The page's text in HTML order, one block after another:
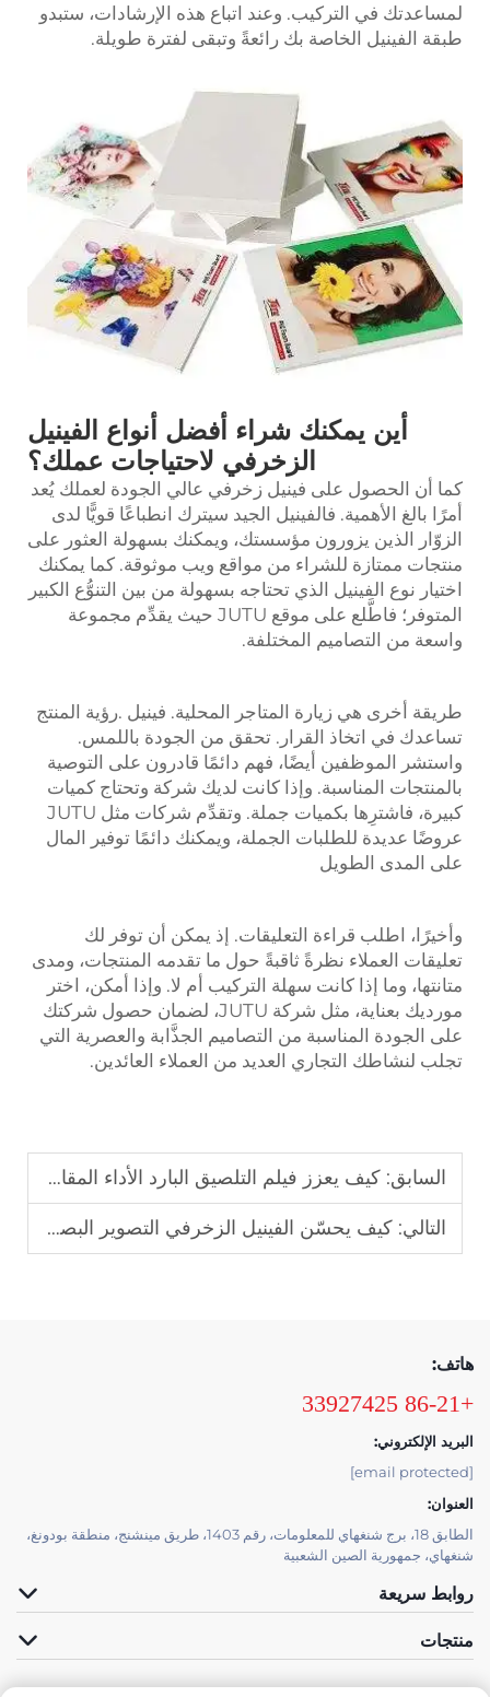
لمساعدتك في التركيب. وعند اتباع هذه الإرشادات، ستبدو
طبقة الفينيل الخاصة بك رائعةً وتبقى لفترة طويلة.
أين يمكنك شراء أفضل أنواع الفينيل
الزخرفي لاحتياجات عملك؟
كما أن الحصول على فينيل زخرفي عالي الجودة لعملك يُعد
أمرًا بالغ الأهمية. فالفينيل الجيد سيترك انطباعًا قويًّا لدى
الزوّار الذين يزورون مؤسستك، ويمكنك بسهولة العثور على
منتجات ممتازة للشراء من مواقع ويب موثوقة. كما يمكنك
اختيار نوع الفينيل الذي تحتاجه بسهولة من بين التنوُّع الكبير
المتوفر؛ فاطَّلع على موقع JUTU حيث يقدِّم مجموعة
واسعة من التصاميم المختلفة.
طريقة أخرى هي زيارة المتاجر المحلية. فينيل .رؤية المنتج
تساعدك في اتخاذ القرار. تحقق من الجودة باللمس.
واستشر الموظفين أيضًا، فهم دائمًا قادرون على التوصية
بالمنتجات المناسبة. وإذا كانت لديك شركة وتحتاج كميات
كبيرة، فاشترِها بكميات جملة. وتقدِّم شركات مثل JUTU
عروضًا عديدة للطلبات الجملة، ويمكنك دائمًا توفير المال
على المدى الطويل
وأخيرًا، اطلب قراءة التعليقات. إذ يمكن أن توفر لك
تعليقات العملاء نظرةً ثاقبةً حول ما تقدمه المنتجات، ومدى
متانتها، وما إذا كانت سهلة التركيب أم لا. وإذا أمكن، اختر
مورديك بعناية، مثل شركة JUTU، لضمان حصول شركتك
على الجودة المناسبة من التصاميم الجذَّابة والعصرية التي
تجلب لنشاطك التجاري العديد من العملاء العائدين.
السابق: كيف يعزز فيلم التلصيق البارد الأداء المقاوم للماء في لوحات الإعلانات الخارجية
التالي: كيف يحسّن الفينيل الزخرفي التصوير البصري للعلامة التجارية في البيئات التجارية
هاتف:
+86-21 33927425
البريد الإلكتروني:
[email protected]
العنوان:
الطابق 18، برج شنغهاي للمعلومات، رقم 1403، طريق مينشنج، منطقة بودونغ،
شنغهاي، جمهورية الصين الشعبية
روابط سريعة
منتجات